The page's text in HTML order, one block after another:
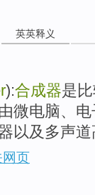
英英释义
):合成器是
微电脑、
以及多声道
页